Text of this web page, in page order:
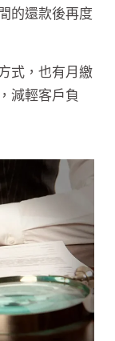
的還款後再度
式，也有月繳
減輕客戶負